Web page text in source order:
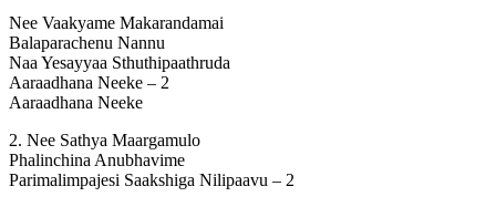
Nee Vaakyame Makarandamai
Balaparachenu Nannu
Naa Yesayyaa Sthuthipaathruda
Aaraadhana Neeke – 2
Aaraadhana Neeke
2. Nee Sathya Maargamulo
Phalinchina Anubhavime
Parimalimpajesi Saakshiga Nilipaavu – 2